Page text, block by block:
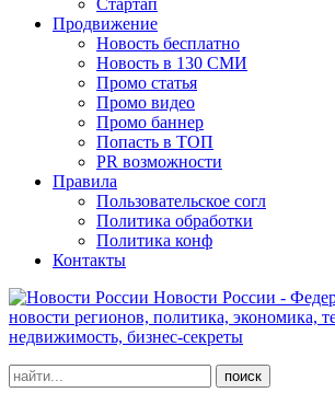
Стартап
Продвижение
Новость бесплатно
Новость в 130 СМИ
Промо статья
Промо видео
Промо баннер
Попасть в ТОП
PR возможности
Правила
Пользовательское согл
Политика обработки
Политика конф
Контакты
Новости России -
новости регионов, политика, экономика,
недвижимость, бизнес-секреты